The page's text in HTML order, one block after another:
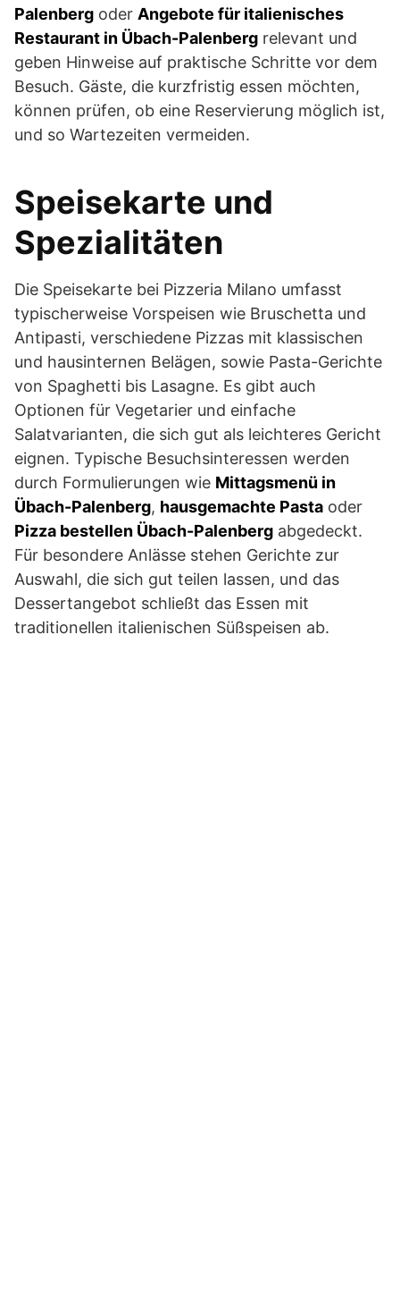
Palenberg oder Angebote für italienisches
Restaurant in Übach-Palenberg relevant und
geben Hinweise auf praktische Schritte vor dem
Besuch. Gäste, die kurzfristig essen möchten,
können prüfen, ob eine Reservierung möglich ist,
und so Wartezeiten vermeiden.
Speisekarte und
Spezialitäten
Die Speisekarte bei Pizzeria Milano umfasst
typischerweise Vorspeisen wie Bruschetta und
Antipasti, verschiedene Pizzas mit klassischen
und hausinternen Belägen, sowie Pasta-Gerichte
von Spaghetti bis Lasagne. Es gibt auch
Optionen für Vegetarier und einfache
Salatvarianten, die sich gut als leichteres Gericht
eignen. Typische Besuchsinteressen werden
durch Formulierungen wie Mittagsmenü in
Übach-Palenberg, hausgemachte Pasta oder
Pizza bestellen Übach-Palenberg abgedeckt.
Für besondere Anlässe stehen Gerichte zur
Auswahl, die sich gut teilen lassen, und das
Dessertangebot schließt das Essen mit
traditionellen italienischen Süßspeisen ab.